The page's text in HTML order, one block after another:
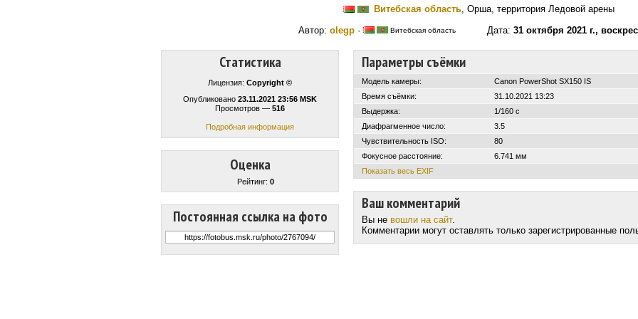
Витебская область, Орша, территория Ледовой арены
Автор: olegp· Витебская областьДата: 31 октября 2021 г.,
Статистика
Лицензия: Copyright ©
Опубликовано 23.11.2021 23:56 MSK
Просмотров — 516
Подробная информация
Оценка
Рейтинг: 0
Постоянная ссылка на фото
Параметры съёмки
Модель камеры:
Canon PowerShot SX150 IS
Время съёмки:
31.10.2021 13:23
Выдержка:
1/160 с
Диафрагменное число:
3.5
Чувствительность ISO:
80
Фокусное расстояние:
6.741 мм
Показать весь EXIF
Ваш комментарий
Вы не вошли на сайт.
Комментарии могут оставлять только зарегистрированные